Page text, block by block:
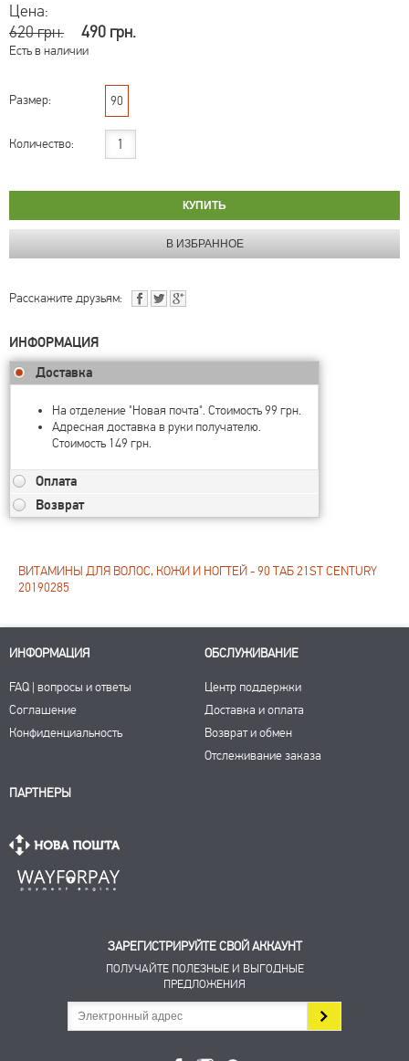
Цена:
620 грн.
490 грн.
Есть в наличии
Размер: 90
Количество:
Расскажите друзьям:
ИНФОРМАЦИЯ
Доставка
На отделение "Новая почта". Стоимость 99 грн.
Адресная доставка в руки получателю.
Стоимость 149 грн.
Оплата
Возврат
ВИТАМИНЫ ДЛЯ ВОЛОС, КОЖИ И НОГТЕЙ - 90 ТАБ 21ST CENTURY
20190285
ИНФОРМАЦИЯ
FAQ | вопросы и ответы
Соглашение
Конфиденциальность
ОБСЛУЖИВАНИЕ
Центр поддержки
Доставка и оплата
Возврат и обмен
Отслеживание заказа
ПАРТНЕРЫ
ЗАРЕГИСТРИРУЙТЕ СВОЙ АККАУНТ
ПОЛУЧАЙТЕ ПОЛЕЗНЫЕ И ВЫГОДНЫЕ
ПРЕДЛОЖЕНИЯ